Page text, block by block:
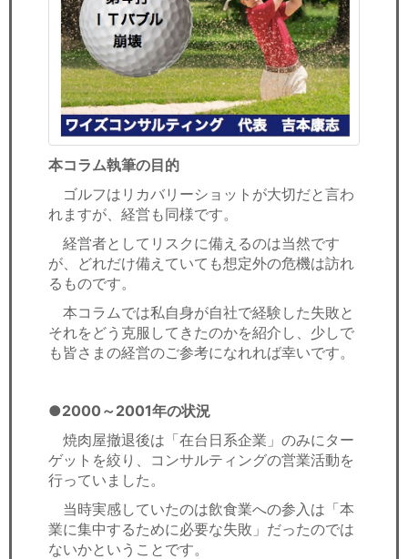
本コラム執筆の目的
ゴルフはリカバリーショットが大切だと言わ
れますが、経営も同様です。
経営者としてリスクに備えるのは当然です
が、どれだけ備えていても想定外の危機は訪れ
るものです。
本コラムでは私自身が自社で経験した失敗と
それをどう克服してきたのかを紹介し、少しで
も皆さまの経営のご参考になれれば幸いです。
●2000～2001年の状況
焼肉屋撤退後は「在台日系企業」のみにター
ゲットを絞り、コンサルティングの営業活動を
行っていました。
当時実感していたのは飲食業への参入は「本
業に集中するために必要な失敗」だったのでは
ないかということです。